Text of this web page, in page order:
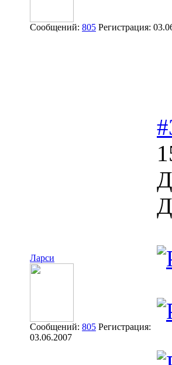
Сообщений: 805 Регистрация:
Ларси
Сообщений: 805 Регистрация:
03.06.2007